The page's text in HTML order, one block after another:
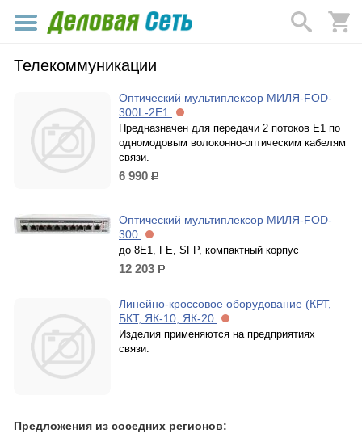
Телекоммуникации
Оптический мультиплексор МИЛЯ-FOD-
300L-2E1
Предназначен для передачи 2 потоков Е1 по
одномодовым волоконно-оптическим кабелям
связи.
6 990 р.
Оптический мультиплексор МИЛЯ-FOD-
300
до 8Е1, FE, SFP, компактный корпус
12 203 р.
Линейно-кроссовое оборудование (КРТ,
БКТ, ЯК-10, ЯК-20
Изделия применяются на предприятиях
связи.
Предложения из соседних регионов: